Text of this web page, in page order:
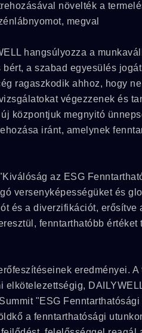
növelték a
megval
hangsúlyozza a
a szabad egyesülés
ragaszkodik ahhoz, hogy
végezzenek és
központjuk megnyitó
iránt, amelynek
az ESG
versenyképességüket és
és a diverzifikációt, erősítve
fenntarthatóbb értéket
eredményei.
"ESG
a fenntarthatósági